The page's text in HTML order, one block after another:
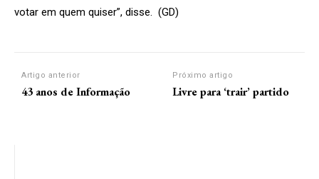
votar em quem quiser”, disse. (GD)
Artigo anterior
43 anos de Informação
Próximo artigo
Livre para ‘trair’ partido